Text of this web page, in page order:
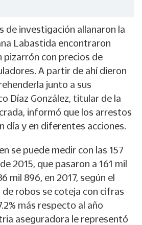
de investigación allanaron la
Labastida encontraron
pizarrón con precios de
A partir de ahí dieron
junto a sus
Díaz González, titular de la
informó que los arrestos
día y en diferentes acciones.
se puede medir con las 157
2015, que pasaron a 161 mil
mil 896, en 2017, según el
de robos se coteja con cifras
más respecto al año
aseguradora le representó